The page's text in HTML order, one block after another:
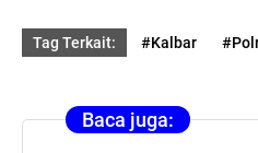
Tag Terkait: #Kalbar
Baca juga: